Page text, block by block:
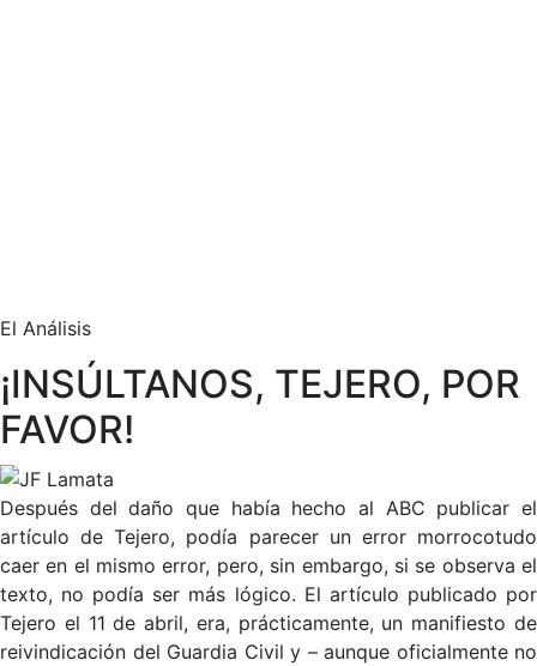
El Análisis
¡INSÚLTANOS, TEJERO, POR
FAVOR!
Después del daño que había hecho al ABC publicar el
artículo de Tejero, podía parecer un error morrocotudo
caer en el mismo error, pero, sin embargo, si se observa el
texto, no podía ser más lógico. El artículo publicado por
Tejero el 11 de abril, era, prácticamente, un manifiesto de
reivindicación del Guardia Civil y – aunque oficialmente no